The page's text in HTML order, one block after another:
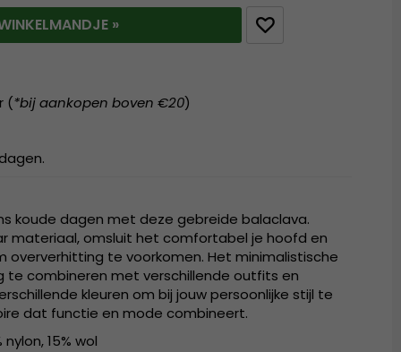
»
(*bij aankopen boven €20)
koude dagen met deze gebreide balaclava.
materiaal, omsluit het comfortabel je hoofd en
oververhitting te voorkomen. Het minimalistische
combineren met verschillende outfits en
kleuren om bij jouw persoonlijke stijl te
dat functie en mode combineert.
15% wol